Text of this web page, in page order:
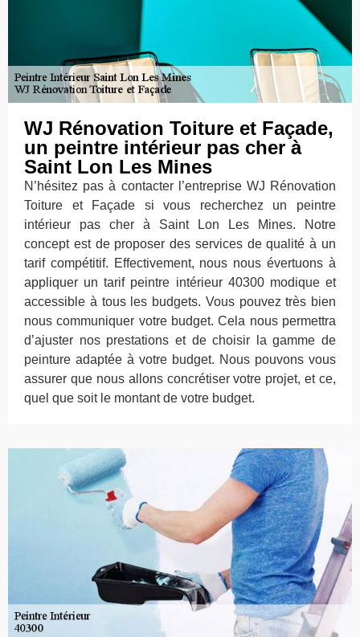
WJ Rénovation Toiture et Façade,
un peintre intérieur pas cher à
Saint Lon Les Mines
N’hésitez pas à contacter l’entreprise WJ Rénovation
Toiture et Façade si vous recherchez un peintre
intérieur pas cher à Saint Lon Les Mines. Notre
concept est de proposer des services de qualité à un
tarif compétitif. Effectivement, nous nous évertuons à
appliquer un tarif peintre intérieur 40300 modique et
accessible à tous les budgets. Vous pouvez très bien
nous communiquer votre budget. Cela nous permettra
d’ajuster nos prestations et de choisir la gamme de
peinture adaptée à votre budget. Nous pouvons vous
assurer que nous allons concrétiser votre projet, et ce,
quel que soit le montant de votre budget.